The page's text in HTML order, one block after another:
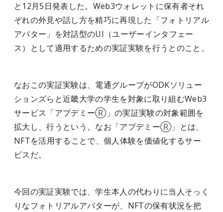
と12月5日発表した。Web3ウォレットに保有者それ
ぞれの外見や話し方を精巧に再現した「フォトリアル
アバター」を対話型のUI（ユーザーインタフェー
ス）として適用するための実証実験を行うとのこと。
なおこの実証実験は、電通グループがODKソリュー
ションズらと近畿大学の学生を対象に取り組むWeb3
サービス「アプデミーⓇ」の実証実験の対象範囲を
拡大し、行うという。なお「アプデミーⓇ」とは、
NFTを活用することで、個人体験を価値化するサー
ビスだ。
今回の実証実験では、学生本人の代わりに当人そっく
りなフォトリアルアバターが、NFTの保有状況を把